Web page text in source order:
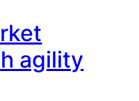
agility